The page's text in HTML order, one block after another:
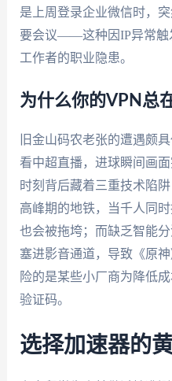
是上周登录企业微信时，
要会议——这种因IP异常触
工作者的职业隐患。
为什么你的VPN总
旧金山码农老张的遭遇颇
看中超直播，进球瞬间画
时刻背后藏着三重技术陷
高峰期的地铁，当千人同
也会被拖垮；而缺乏智能
塞进影音通道，导致《原
险的是某些小厂商为降低
验证码。
选择加速器的